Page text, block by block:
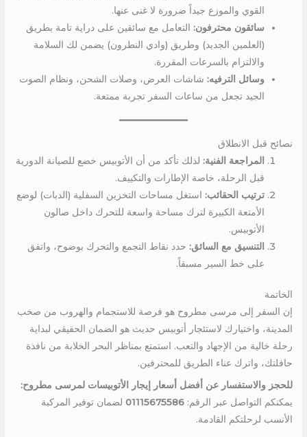
القوي والموزع جيداً ضرورة لا غنى عنها.
سائقون محترفون: التعامل مع سائقين على دراية تامة بطريق
(العلمين الجديد) وطريق (وادي النطرون) يضمن لك السلامة
والالتزام بالسرعات المقررة.
وسائل الترفيه: شاشات العرض، وصلات الشحن، ونظام الصوت
الجيد تجعل من ساعات السفر تجربة ممتعة.
نصائح قبل الانطلاق
المراجعة الفنية: لذلك تأكد من أن الأتوبيس خضع للصيانة الدورية
قبل الرحلة، خاصة الإطارات والتكييف.
ترتيب الحقائب: استغل مساحات التخزين السفلية (الدبات) لوضع
الأمتعة الكبيرة لترك مساحة واسعة للتحرك داخل صالون
الأتوبيس.
التنسيق مع السائق: حدد نقاط التجمع والتحرك بوضوح، واتفق
على خط السير مسبقاً.
الخاتمة
إن السفر إلى مرسى مطروح هو فرصة للاستجمام والهروب من صخب
المدينة، واختيارك لاستئجار أتوبيس حديث هو الضمان الحقيقي لبداية
رحلة خالية من الإجهاد والتعب. استمتع بمناظر البحر الخلابة من نافذة
حافلتك، واترك عناء الطريق للمحترفين.
للحجز والاستفسار عن أفضل أسعار إيجار الأتوبيسات لمرسى مطروح:
يمكنكم التواصل عبر الرقم:01115675586 لضمان توفير المركبة
الأنسب لرحلتكم القادمة.